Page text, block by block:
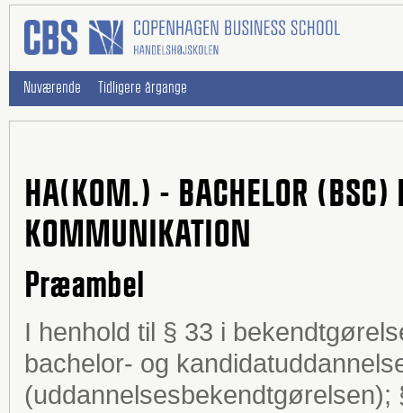
Nuværende Tidligere årgange
HA(KOM.) - BACHELOR (BSC)
KOMMUNIKATION
Præambel
I henhold til § 33 i
bachelor- og